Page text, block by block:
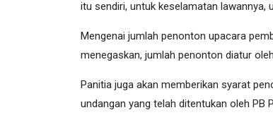
itu sendiri, untuk keselamatan lawannya,
Mengenai jumlah penonton upacara
menegaskan, jumlah penonton diatur
Panitia juga akan memberikan syarat
undangan yang telah ditentukan oleh PB